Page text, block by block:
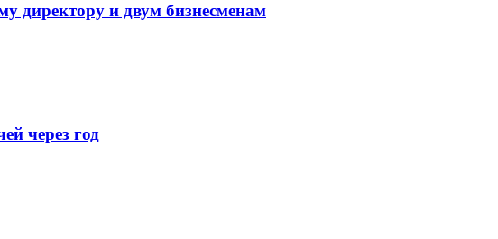
директору и двум бизнесменам
через год